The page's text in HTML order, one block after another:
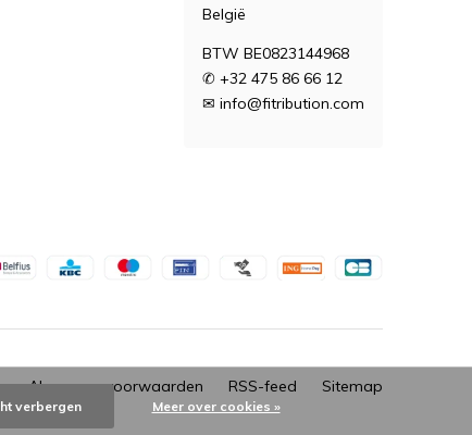
België
BTW BE0823144968
✆ +32 475 86 66 12
✉ info@fitribution.com
Algemene voorwaarden RSS-feed Sitemap
verbergen Meer over cookies »